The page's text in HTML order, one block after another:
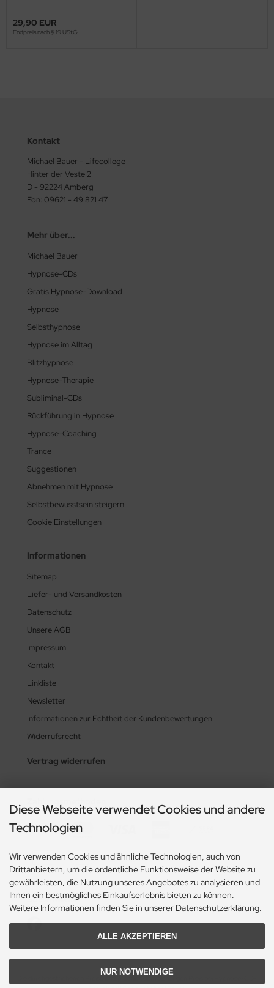
29,90 EUR
Endpreis nach § 19 UStG.
Kontakt
Michael Bauer - Lifecollege
Hinter der Veste 2
D - 92224 Amberg
Fon: 09621 - 49 821 47
Mehr über...
Michael Bauer
Hypnose-CDs
Gratis Hypnose-Download
Hypnose
Selbsthypnose
Hypnose im Alltag
Blitzhypnose
Hypnose-Therapie
Subliminal-CDs
Rückführung in Hypnose
Hypnose-Coaching
Trance
Suggestionen
Abnehmen mit Hypnose
Selbstbewusstsein steigern
Cookie Einstellungen
Informationen
Sitemap
Liefer- und Versandkosten
Datenschutz
Unsere AGB
Impressum
Kontakt
Linkliste
Newsletter
Informationen zur Echtheit der Kundenbewertungen
Widerrufsrecht
Vertrag widerrufen
Social Media
Diese Webseite verwendet Cookies und andere
Technologien
Wir verwenden Cookies und ähnliche Technologien, auch von
Drittanbietern, um die ordentliche Funktionsweise der Website zu
gewährleisten, die Nutzung unseres Angebotes zu analysieren und
Ihnen ein bestmögliches Einkaufserlebnis bieten zu können.
Weitere Informationen finden Sie in unserer Datenschutzerklärung.
ALLE AKZEPTIEREN
NUR NOTWENDIGE